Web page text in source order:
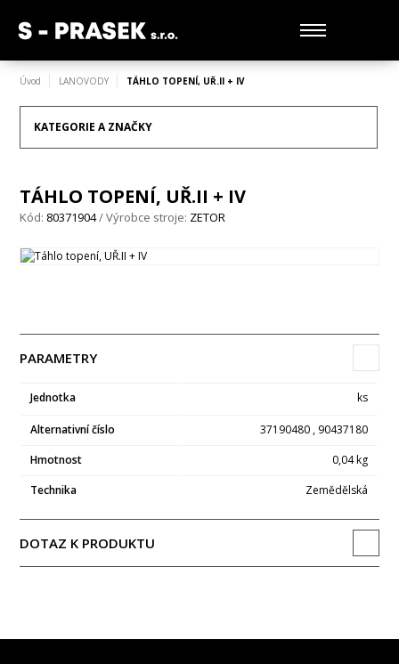
Úvod LANOVODY TÁHLO TOPENÍ, UŘ.II + IV
KATEGORIE A ZNAČKY
TÁHLO TOPENÍ, UŘ.II + IV
Kód: 80371904/ Výrobce stroje: ZETOR
PARAMETRY
Jednotka ks
Alternativní číslo
37190480 , 90437180
Hmotnost
0,04 kg
Technika
Zemědělská
DOTAZ K PRODUKTU